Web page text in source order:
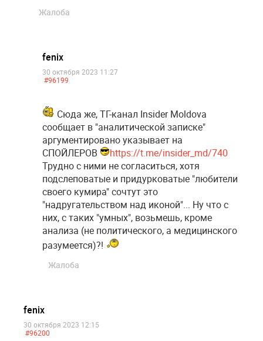
Жалоба
fenix
30 октября 2023 11:27
#96199
Сюда же, ТГ-канал Insider Moldova
сообщает в "аналитической записке"
аргументировано указывает на
СПОЙЛЕРОВ
https://t.me/insider_md/740
Трудно с ними не согласиться, хотя
подслеповатые и придурковатые "любители
своего кумира" сочтут это
"надругательством над иконой"... Ну что с
них, с таких "умных", возьмешь, кроме
анализа (не политического, а медицинского
разумеется)?!
Жалоба
fenix
30 октября 2023 12:15
#96200